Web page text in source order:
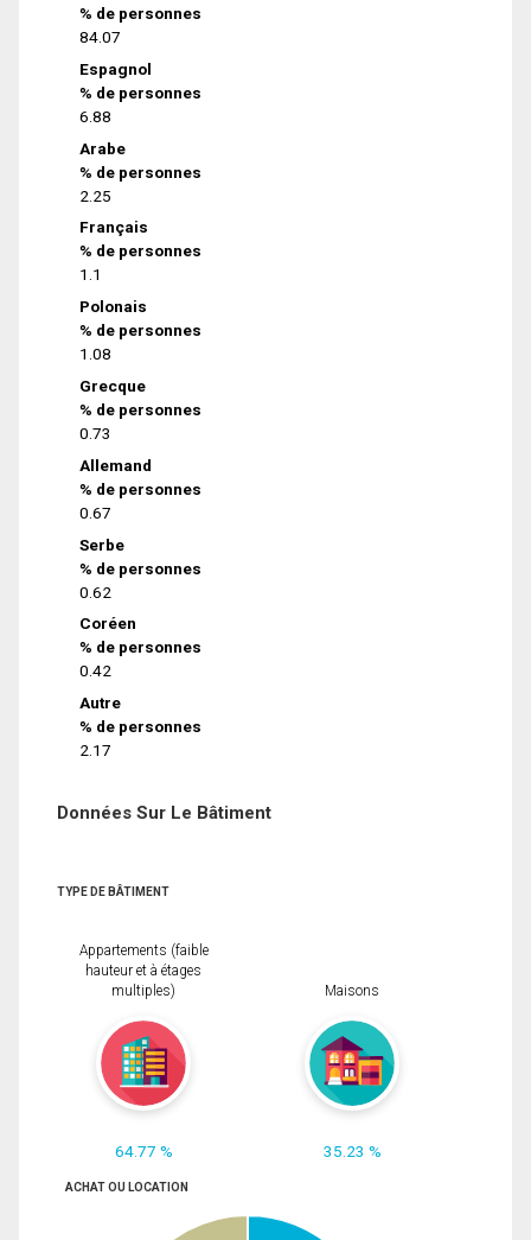
% de personnes
84.07
Espagnol
% de personnes
6.88
Arabe
% de personnes
2.25
Français
% de personnes
1.1
Polonais
% de personnes
1.08
Grecque
% de personnes
0.73
Allemand
% de personnes
0.67
Serbe
% de personnes
0.62
Coréen
% de personnes
0.42
Autre
% de personnes
2.17
Données Sur Le Bâtiment
TYPE DE BÂTIMENT
Appartements (faible
hauteur et à étages
multiples)
64.77 %
Maisons
35.23 %
ACHAT OU LOCATION